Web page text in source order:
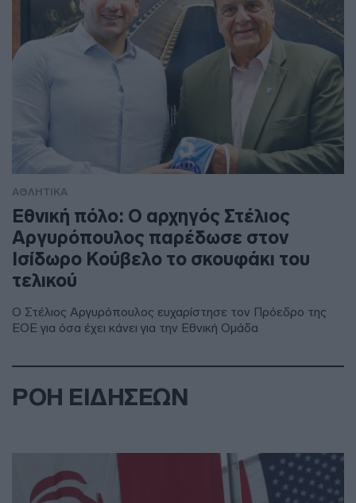
ΑΘΛΗΤΙΚΑ
Εθνική πόλο: Ο αρχηγός Στέλιος
Αργυρόπουλος παρέδωσε στον
Ισίδωρο Κούβελο το σκουφάκι του
τελικού
Ο Στέλιος Αργυρόπουλος ευχαρίστησε τον Πρόεδρο της
ΕΟΕ για όσα έχει κάνει για την Εθνική Ομάδα
ΡΟΗ ΕΙΔΗΣΕΩΝ